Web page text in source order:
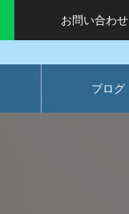
お問い合わせ
ブログ